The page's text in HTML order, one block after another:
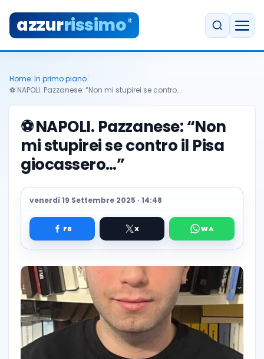
azzurrissimo.it
Home In primo piano
⚽️ NAPOLI. Pazzanese: “Non mi stupirei se contro…
⚽️NAPOLI. Pazzanese: “Non
mi stupirei se contro il Pisa
giocassero…”
venerdì 19 Settembre 2025 · 14:48